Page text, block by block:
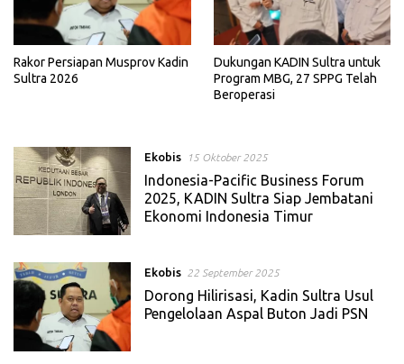
Rakor Persiapan Musprov Kadin
Sultra 2026
Dukungan KADIN Sultra untuk
Program MBG, 27 SPPG Telah
Beroperasi
Ekobis 15 Oktober 2025
Indonesia-Pacific Business Forum
2025, KADIN Sultra Siap Jembatani
Ekonomi Indonesia Timur
Ekobis 22 September 2025
Dorong Hilirisasi, Kadin Sultra Usul
Pengelolaan Aspal Buton Jadi PSN